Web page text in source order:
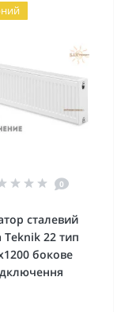
0
сталевий
Teknik 22 тип
бокове